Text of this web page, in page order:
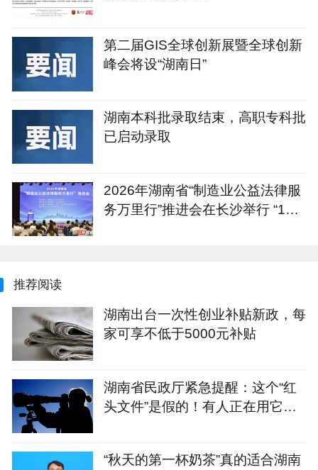
第二届GIS全球创新展暨全球创新
峰会将设“湖南日”
湖南本科批录取结束，高职专科批
已启动录取
2026年湖南省“制造业公益法律服
务万里行”推进会在长沙举行 “1+4
推荐阅读
湖南出台一次性创业补贴新政，每
家可享不低于5000元补贴
湖南省民政厅紧急提醒：这个“红
头文件”是假的！有人正在用它骗
“秋天的第一杯奶茶”真的适合湖南